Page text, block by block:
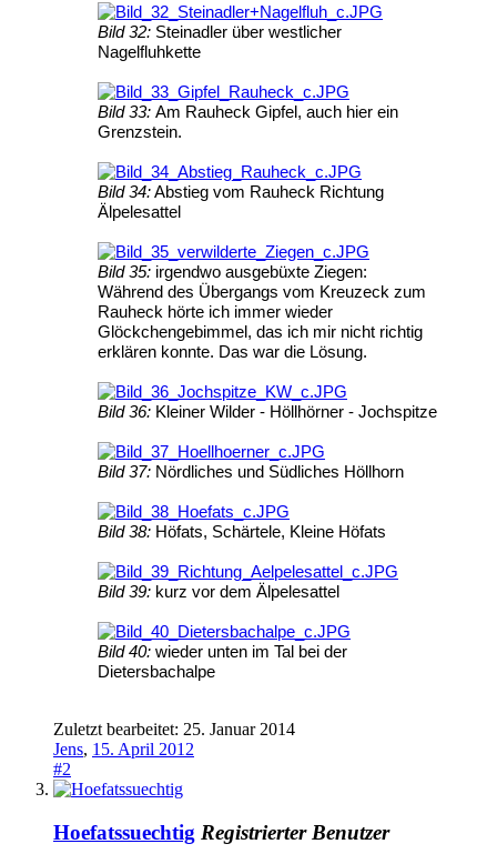
Bild 32: Steinadler über westlicher
Nagelfluhkette
Bild 33: Am Rauheck Gipfel, auch hier ein
Grenzstein.
Bild 34:Abstieg vom Rauheck Richtung
Älpelesattel
Bild 35: irgendwo ausgebüxte Ziegen:
Während des Übergangs vom Kreuzeck zum
Rauheck hörte ich immer wieder
Glöckchengebimmel, das ich mir nicht richtig
erklären konnte. Das war die Lösung.
Bild 36: Kleiner Wilder - Höllhörner - Jochspitze
Bild 37: Nördliches und Südliches Höllhorn
Bild 38: Höfats, Schärtele, Kleine Höfats
Bild 39: kurz vor dem Älpelesattel
Bild 40: wieder unten im Tal bei der
Dietersbachalpe
Zuletzt bearbeitet: 25. Januar 2014
Jens, 15. April 2012
#2
Hoefatssuechtig Registrierter Benutzer